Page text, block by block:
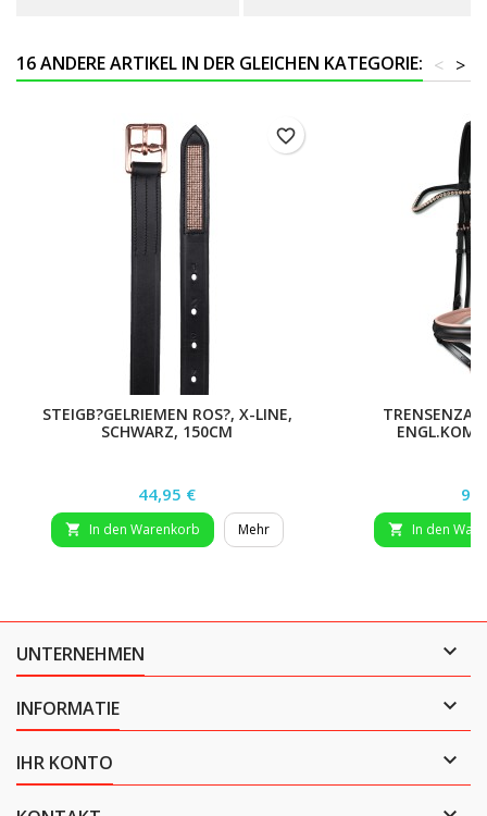
16 ANDERE ARTIKEL IN DER GLEICHEN KATEGORIE: >
<
STEIGB?GELRIEMEN ROS?, X-LINE,
SCHWARZ, 150CM
Preis
44,95 €
 In den Warenkorb Mehr
favorite_border
 In den
UNTERNEHMEN 
INFORMATIE 
IHR KONTO 